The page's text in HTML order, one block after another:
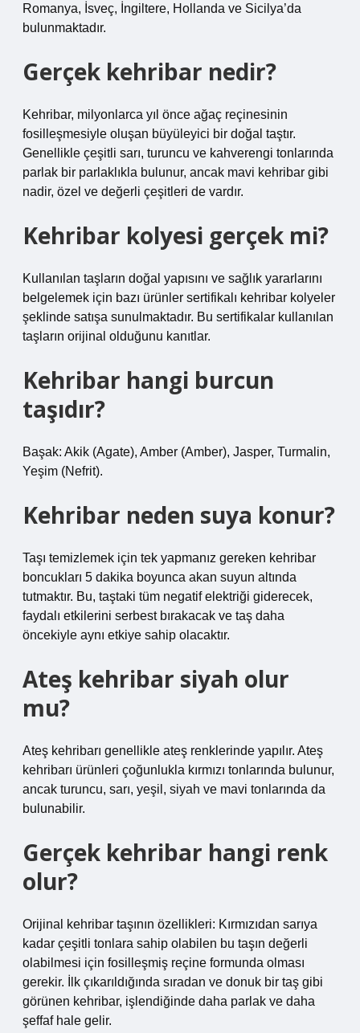
Romanya, İsveç, İngiltere, Hollanda ve Sicilya’da
bulunmaktadır.
Gerçek kehribar nedir?
Kehribar, milyonlarca yıl önce ağaç reçinesinin
fosilleşmesiyle oluşan büyüleyici bir doğal taştır.
Genellikle çeşitli sarı, turuncu ve kahverengi tonlarında
parlak bir parlaklıkla bulunur, ancak mavi kehribar gibi
nadir, özel ve değerli çeşitleri de vardır.
Kehribar kolyesi gerçek mi?
Kullanılan taşların doğal yapısını ve sağlık yararlarını
belgelemek için bazı ürünler sertifikalı kehribar kolyeler
şeklinde satışa sunulmaktadır. Bu sertifikalar kullanılan
taşların orijinal olduğunu kanıtlar.
Kehribar hangi burcun
taşıdır?
Başak: Akik (Agate), Amber (Amber), Jasper, Turmalin,
Yeşim (Nefrit).
Kehribar neden suya konur?
Taşı temizlemek için tek yapmanız gereken kehribar
boncukları 5 dakika boyunca akan suyun altında
tutmaktır. Bu, taştaki tüm negatif elektriği giderecek,
faydalı etkilerini serbest bırakacak ve taş daha
öncekiyle aynı etkiye sahip olacaktır.
Ateş kehribar siyah olur
mu?
Ateş kehribarı genellikle ateş renklerinde yapılır. Ateş
kehribarı ürünleri çoğunlukla kırmızı tonlarında bulunur,
ancak turuncu, sarı, yeşil, siyah ve mavi tonlarında da
bulunabilir.
Gerçek kehribar hangi renk
olur?
Orijinal kehribar taşının özellikleri: Kırmızıdan sarıya
kadar çeşitli tonlara sahip olabilen bu taşın değerli
olabilmesi için fosilleşmiş reçine formunda olması
gerekir. İlk çıkarıldığında sıradan ve donuk bir taş gibi
görünen kehribar, işlendiğinde daha parlak ve daha
şeffaf hale gelir.